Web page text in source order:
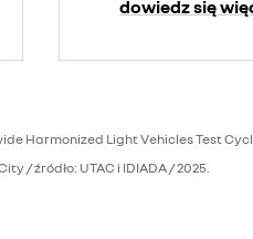
dowiedz się
Harmonized Light Vehicles Test
/ źródło: UTAC i IDIADA / 2025.